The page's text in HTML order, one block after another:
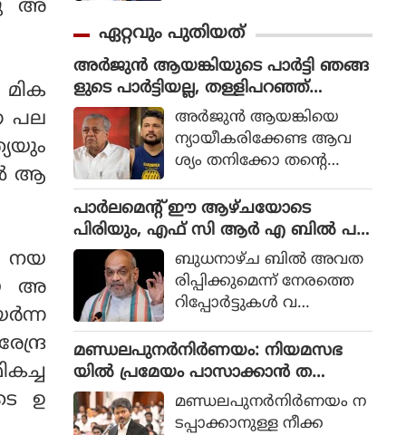
അ
പല
ആ
നയ
അ
ഉ
വികസിക്കുന്നുവെന്ന് ഉറ
പ്പാക്കുക എന്ന പ്രഖ്യാപിത
ലക്ഷ്യത്തോടെയാണ് ഇ
തിന്റെ ആരംഭം. ചടങ്ങില്‍
യുഎന്‍ സെക്രട്ടറി ജനറല്‍
അന്റോണിയോ ഗുട്ടെറസ്
പങ്കെടുത്തു.
ഏറ്റവും പുതിയത്
അർജുൻ ആയങ്കിയുടെ പാർട്ടി ഞങ്ങ
ളുടെ പാർട്ടിയല്ല, തള്ളിപറഞ്ഞ്
സിപിഎം നേതൃത്വംഅര്‍ജുന്‍ ആയങ്കിയെ
ന്യായീകരിക്കേണ്ട ആവ
ശ്യം തനിക്കോ തന്റെ
യാള്‍ക്കെതിരെ നിയമപര
മായ നടപടികള്‍ സ്വീക
രിക്കുന്നതില്‍ തടസ്സങ്ങ
ളില്ലെന്നും പ്രതിപക്ഷ
നേതാവായ പിണറായി
വിജയനാണ് വ്യക്ത
മാക്കിയത്.
പാര്‍ലമെന്റ് ഈ ആഴ്ചയോടെ
പിരിയും, എഫ് സി ആര്‍ എ ബില്‍ പ
ട്ടികയിലില്ല, അമിത് ഷാ മറുപ
ടിയില്ലാതെ മടങ്ങുമോ?
ബുധനാഴ്ച ബില്‍ അവത
രിപ്പിക്കുമെന്ന് നേരത്തെ
റിപ്പോര്‍ട്ടുകള്‍ വ
ദേശകസമിതിയിലെ ധാര
ണപ്രകാരം സര്‍ക്കാര്‍ ത
യ്യാറാക്കിയ പട്ടികയില്‍ 4
ബില്ലുകളാണുള്ളത്.
മണ്ഡലപുനർനിർണയം: നിയമസഭ
യിൽ പ്രമേയം പാസാക്കാൻ ത
മിഴ്‌നാട്, മുഖ്യമന്ത്രി വിളിച്ച യോഗം
ഡിഎംകെ ബഹിഷ്കരിച്ചു
മണ്ഡലപുനര്‍നിര്‍ണയം ന
ടപ്പാക്കാനുള്ള നീക്ക